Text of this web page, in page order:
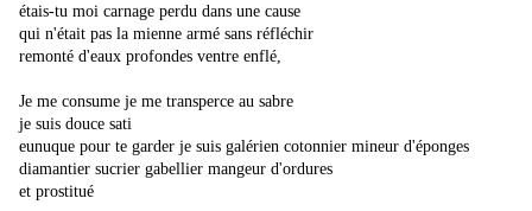
étais-tu moi carnage perdu dans une cause
qui n'était pas la mienne armé sans réfléchir
remonté d'eaux profondes ventre enflé,
Je me consume je me transperce au sabre
je suis douce sati
eunuque pour te garder je suis galérien cotonnier mineur d'éponges
diamantier sucrier gabellier mangeur d'ordures
et prostitué